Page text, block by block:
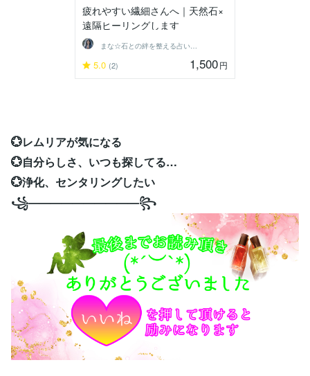
疲れやすい繊細さんへ｜天然石×
遠隔ヒーリングします
まな☆石との絆を整える占い師＆セラピスト
5.0 (2) 1,500円
💮レムリアが気になる
💮自分らしさ、いつも探してる…
💮浄化、センタリングしたい
꧁——————————꧂